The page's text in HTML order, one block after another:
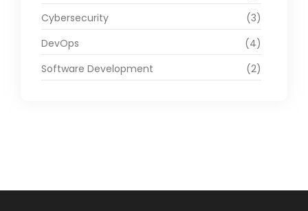
Cybersecurity
(3)
DevOps
(4)
Software Development
(2)